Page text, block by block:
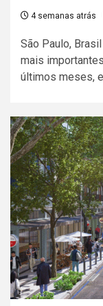
4 semanas atrás
São Paulo,
mais
últimos meses,